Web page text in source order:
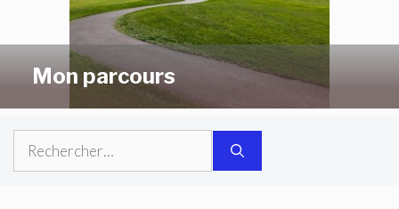
Mon parcours
Rechercher :